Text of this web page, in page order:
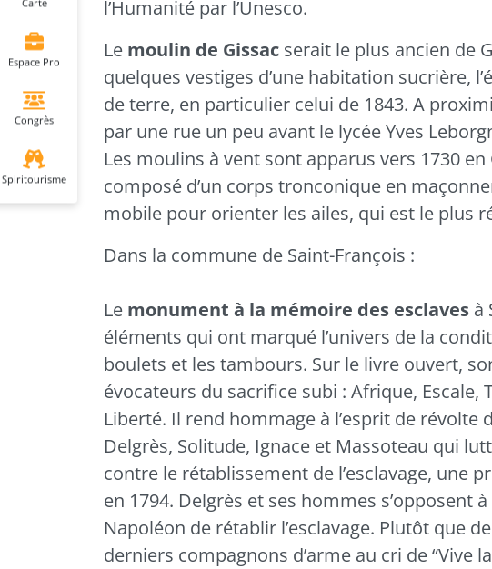
Espace Pro
Congrès
Spiritourisme
l’Humanité par l’Unesco.
Le moulin de Gissac serait le plus ancien de
quelques vestiges d’une habitation sucrière,
de terre, en particulier celui de 1843. A
par une rue un peu avant le lycée Yves
Les moulins à vent sont apparus vers 1730
composé d’un corps tronconique en
mobile pour orienter les ailes, qui est le plus
Dans la commune de Saint-François :
Le monument à la mémoire des esclaves à
éléments qui ont marqué l’univers de la
boulets et les tambours. Sur le livre ouvert,
évocateurs du sacrifice subi : Afrique, Escale,
Liberté. Il rend hommage à l’esprit de révolte
Delgrès, Solitude, Ignace et Massoteau qui
contre le rétablissement de l’esclavage, une
en 1794. Delgrès et ses hommes s’opposent
Napoléon de rétablir l’esclavage. Plutôt que
derniers compagnons d’arme au cri de “Vive